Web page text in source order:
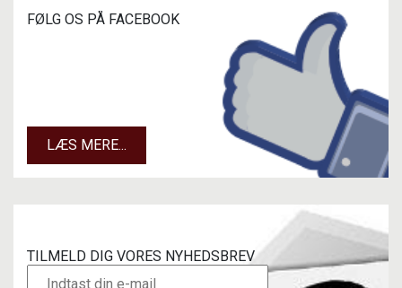
FØLG OS PÅ FACEBOOK
LÆS MERE...
TILMELD DIG VORES NYHEDSBREV